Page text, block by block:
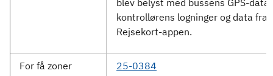
blev belyst med bussens GPS-data,
kontrollørens logninger og data fra
Rejsekort-appen.
For få zoner
25-0384